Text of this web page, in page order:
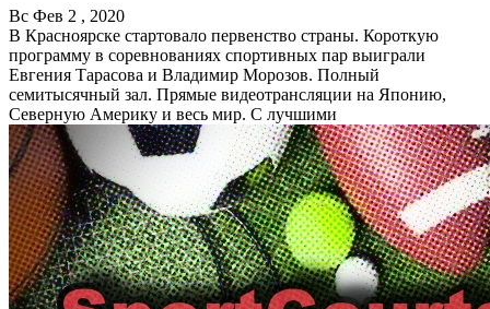
Вс Фев 2 , 2020
В Красноярске стартовало первенство страны. Короткую
программу в соревнованиях спортивных пар выиграли
Евгения Тарасова и Владимир Морозов. Полный
семитысячный зал. Прямые видеотрансляции на Японию,
Северную Америку и весь мир. С лучшими